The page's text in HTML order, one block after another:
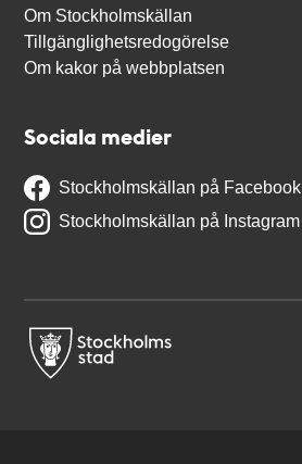
Om Stockholmskällan
Tillgänglighetsredogörelse
Om kakor på webbplatsen
Sociala medier
Stockholmskällan på Facebook
Stockholmskällan på Instagram